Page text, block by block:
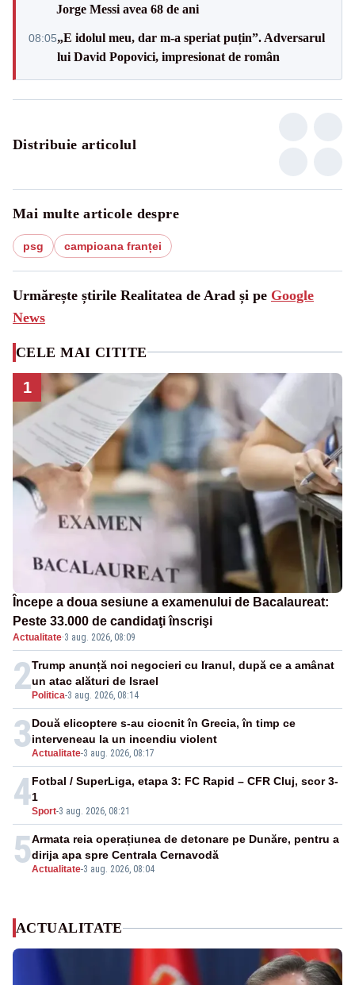
Jorge Messi avea 68 de ani
08:05„E idolul meu, dar m-a speriat puțin”. Adversarul
lui David Popovici, impresionat de român
Distribuie articolul
Mai multe articole despre
psg campioana franței
Urmărește știrile Realitatea de Arad și pe Google
News
CELE MAI CITITE
1
Începe a doua sesiune a examenului de Bacalaureat:
Peste 33.000 de candidaţi înscrişi
Actualitate·3 aug. 2026, 08:09
2 Politica-3 aug. 2026, 08:14
Trump anunță noi negocieri cu Iranul, după ce a amânat
un atac alături de Israel
3Actualitate-3 aug. 2026, 08:17
Două elicoptere s-au ciocnit în Grecia, în timp ce
interveneau la un incendiu violent
4Sport-3 aug. 2026, 08:21
Fotbal / SuperLiga, etapa 3: FC Rapid – CFR Cluj, scor 3-
1
5Actualitate-3 aug. 2026, 08:04
Armata reia operațiunea de detonare pe Dunăre, pentru a
dirija apa spre Centrala Cernavodă
ACTUALITATE